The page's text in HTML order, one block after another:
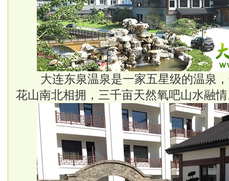
大连东泉温泉是一家五星级的温泉
花山南北相拥，三千亩天然氧吧山水融